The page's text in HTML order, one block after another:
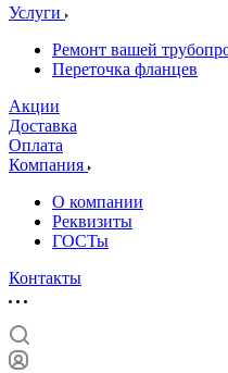
Услуги
Ремонт вашей
Переточка фланцев
Акции
Доставка
Оплата
Компания
О компании
Реквизиты
ГОСТы
Контакты